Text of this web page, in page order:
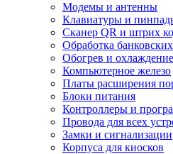
Модемы и антенны
Клавиатуры и
Сканер QR и штрих
Обработка
Обогрев и
Компьютерное железо
Платы расширения
Блоки питания
Контроллеры и
Провода для всех
Замки и сигнализации
Корпуса для киосков